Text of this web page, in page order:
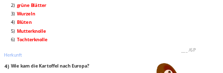
2) grüne Blätter
3) Wurzeln
4) Blüten
5) Mutterknolle
6) Tochterknolle
/6P
Herkunft
4) Wie kam die Kartoffel nach Europa?